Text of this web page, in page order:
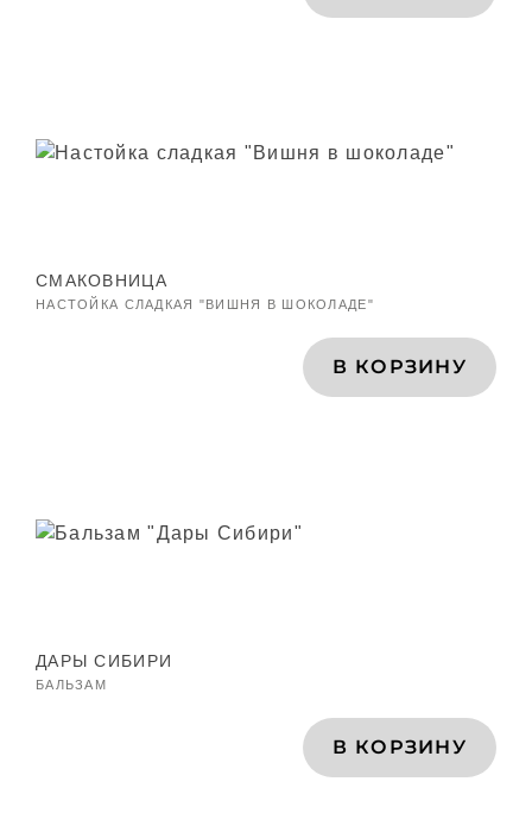
СМАКОВНИЦА
НАСТОЙКА СЛАДКАЯ "ВИШНЯ В ШОКОЛАДЕ"
В КОРЗИНУ
ДАРЫ СИБИРИ
БАЛЬЗАМ
В КОРЗИНУ